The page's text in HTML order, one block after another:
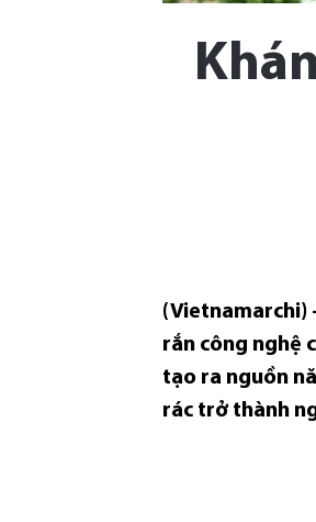
(Vietnamarchi)
rắn công nghệ
tạo ra nguồn
rác trở thành